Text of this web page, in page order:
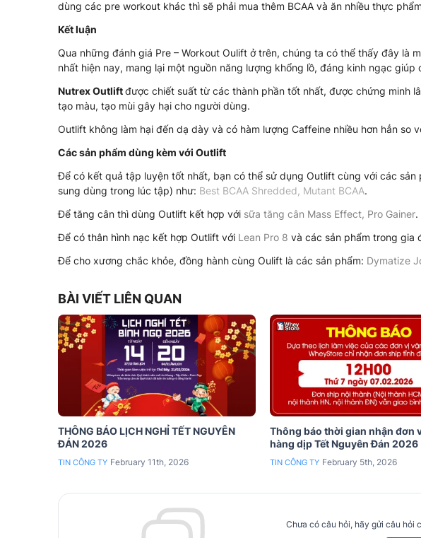
dùng các pre workout khác thì sẽ phải mua thêm BCAA và ăn nhiều thực
Kết luận
Qua những đánh giá Pre – Workout Oulift ở trên, chúng ta có thể thấy đây là
nhất hiện nay, mang lại một nguồn năng lượng khổng lồ, đáng kinh ngạc
Nutrex Outliftđược chiết suất từ các thành phần tốt nhất, được chứng minh
tạo màu, tạo mùi gây hại cho người dùng.
Outlift không làm hại đến dạ dày và có hàm lượng Caffeine nhiều hơn hẳn so
Các sản phẩm dùng kèm với Outlift
Để có kết quả tập luyện tốt nhất, bạn có thể sử dụng Outlift cùng với các sản
sung dùng trong lúc tập) như: Best BCAA Shredded, Mutant BCAA.
Để tăng cân thì dùng Outlift kết hợp với sữa tăng cân Mass Effect, Pro Gainer.
Để có thân hình nạc kết hợp Outlift với Lean Pro 8 và các sản phẩm trong gia
Để cho xương chắc khỏe, đồng hành cùng Oulift là các sản phẩm: Dymatize
BÀI VIẾT LIÊN QUAN
THÔNG BÁO LỊCH NGHỈ TẾT NGUYÊN
ĐÁN 2026
TIN CÔNG TY February 11th, 2026
Thông báo thời gian nhận đơn
hàng dịp Tết Nguyên Đán 2026
TIN CÔNG TY February 5th, 2026
Chưa có câu hỏi, hãy gửi câu hỏi